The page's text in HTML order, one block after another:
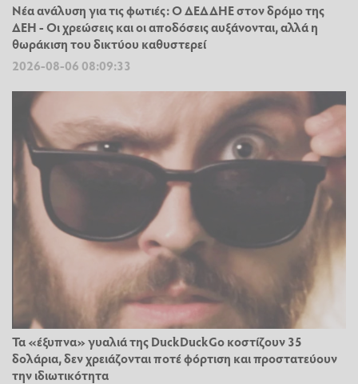
Νέα ανάλυση για τις φωτιές: Ο ΔΕΔΔΗΕ στον δρόμο της
ΔΕΗ - Οι χρεώσεις και οι αποδόσεις αυξάνονται, αλλά η
θωράκιση του δικτύου καθυστερεί
2026-08-06 08:09:33
Τα «έξυπνα» γυαλιά της DuckDuckGo κοστίζουν 35
δολάρια, δεν χρειάζονται ποτέ φόρτιση και προστατεύουν
την ιδιωτικότητα